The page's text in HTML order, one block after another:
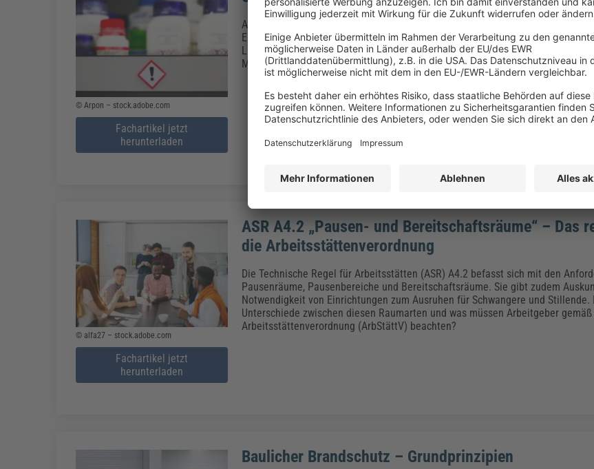
© Arpon – stock.adobe.com
Fachartikel jetzt
herunterladen
Ab 05.01.2021 müssen Unternehmen Erzeugnissen mit SVHC-Stoffen in der
Europäische Chemikalienagentur verpflichtend melden. Betroffen sind alle
Lieferanten herstellen, zusammensetzen, einführen oder vertreiben und
Menge enthalten. Was Verantwortliche jetzt beachten müssen.
© alfa27 – stock.adobe.com
Fachartikel jetzt
herunterladen
ASR A4.2 „Pausen- und Bereitschaftsräume“ – Das
die Arbeitsstättenverordnung
Die Technische Regel für Arbeitsstätten (ASR) A4.2 befasst sich mit den
Pausenräume, Pausenbereiche und Bereitschaftsräume. Sie gibt zudem
Notwendigkeit von Einrichtungen zum Ausruhen für Schwangere und Stillende.
Unterschiede zwischen diesen Raumarten und was müssen Arbeitgeber gemäß
Arbeitsstättenverordnung (ArbStättV) beachten?
Baulicher Brandschutz – Grundprinzipien